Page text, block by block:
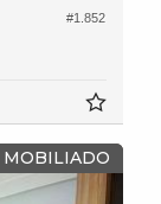
#1.852
MOBILIADO